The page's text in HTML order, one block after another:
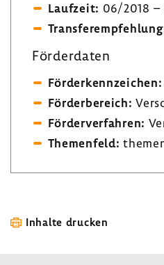
Lauf­zeit: 06/2018 –
Förder­daten
Förder­kenn­zei­chen:
Förder­be­reich:
Förder­ver­fahren:
Themen­feld:
Inhalte drucken